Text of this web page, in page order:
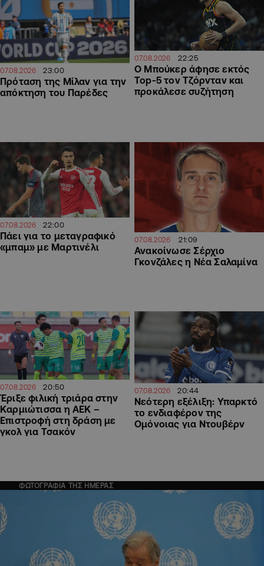
07.08.2026 23:00
Πρόταση της Μίλαν για την
απόκτηση του Παρέδες
07.08.2026 22:25
Ο Μπούκερ άφησε εκτός
Top-5 τον Τζόρνταν και
προκάλεσε συζήτηση
07.08.2026 22:00
Πάει για το μεταγραφικό
«μπαμ» με Μαρτινέλι
07.08.2026 21:09
Ανακοίνωσε Σέρχιο
Γκονζάλες η Νέα Σαλαμίνα
07.08.2026 20:50
Έριξε φιλική τριάρα στην
Καρμιώτισσα η ΑΕΚ –
Επιστροφή στη δράση με
γκολ για Τσακόν
07.08.2026 20:44
Νεότερη εξέλιξη: Υπαρκτό
το ενδιαφέρον της
Ομόνοιας για Ντουβέρν
ΦΩΤΟΓΡΑΦΙΑ ΤΗΣ ΗΜΕΡΑΣ